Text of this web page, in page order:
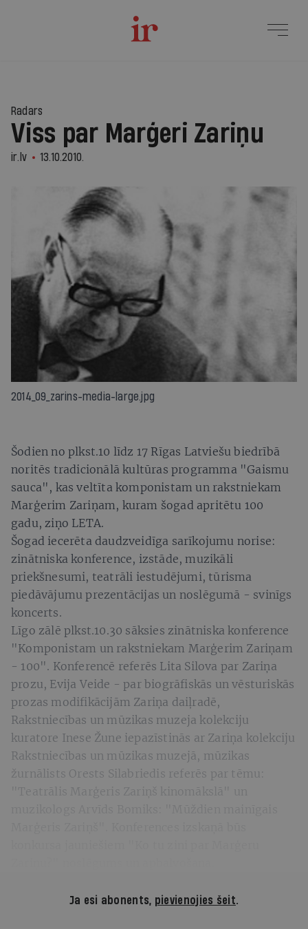
Radars
Viss par Marģeri Zariņu
ir.lv 13.10.2010.
2014_09_zarins-media-large.jpg
Šodien no plkst.10 līdz 17 Rīgas Latviešu biedrībā
noritēs tradicionālā kultūras programma "Gaismu
sauca", kas veltīta komponistam un rakstniekam
Marģerim Zariņam, kuram šogad apritētu 100
gadu, ziņo LETA.
Šogad iecerēta daudzveidīga sarīkojumu norise:
zinātniska konference, izstāde, muzikāli
priekšnesumi, teatrāli iestudējumi, tūrisma
piedāvājumu prezentācijas un noslēgumā - svinīgs
koncerts.
Līgo zālē plkst.10.30 sāksies zinātniska konference
"Komponistam un rakstniekam Marģerim Zariņam
- 100". Konferencē referēs Lita Silova par Zariņa
prozu, Evija Veide - par biogrāfiskās un vēsturiskās
prozas modifikācijām Zariņa daiļradē,
Rakstniecības un mūzikas muzeja kolekciju
kuratore Inese Žune iepazīstinās ar Zariņa kolekciju
Rakstniecības un mūzikas muzejā, mūzikas
žurnālists Orests Silabriedis referēs par tēmu:
"Teatrālis Marģeris Zariņš kinomākslā" un
Ja esi abonents, pievienojies šeit.